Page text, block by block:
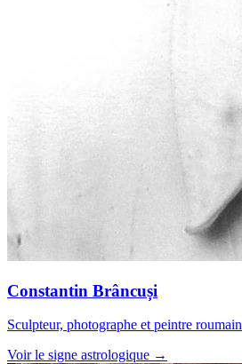
Constantin Brâncuși
Sculpteur, photographe et peintre roumain
Voir le signe astrologique →